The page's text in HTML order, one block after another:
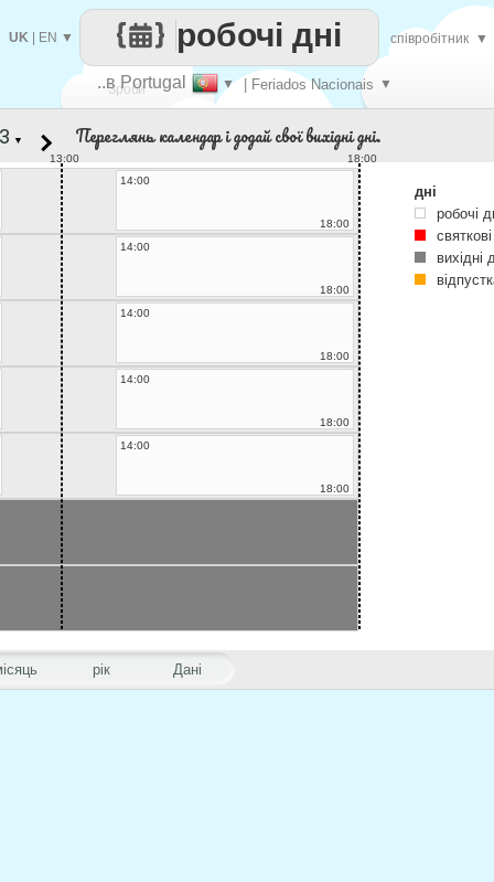
Зроби
..в Portugal ▼ | Feriados Nacionais ▼
робочі дні
UK EN ▼ співробітник ▼
рік Дані
▼ Переглянь календар і додай свої вихідні дні.
13:00
18:00
14:00
18:00
14:00
18:00
14:00
18:00
14:00
18:00
14:00
18:00
дні
робочі
вихідні